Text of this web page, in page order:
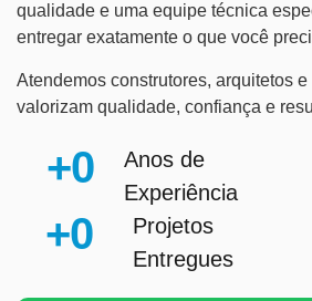
qualidade e uma equipe técnica
entregar exatamente o que você
Atendemos construtores, arquitetos
valorizam qualidade, confiança e
Anos de
Experiência
+0
Projetos
Entregues
+0